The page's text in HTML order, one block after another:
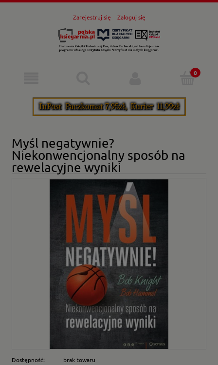
Zarejestruj się Zaloguj się
Myśl negatywnie?
Niekonwencjonalny sposób na
rewelacyjne wyniki
Dostępność: brak towaru